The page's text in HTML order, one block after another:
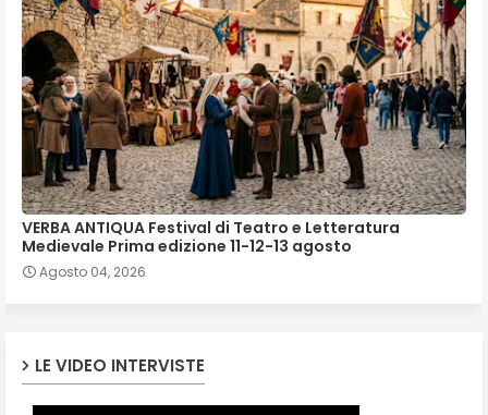
VERBA ANTIQUA Festival di Teatro e Letteratura
Medievale Prima edizione 11-12-13 agosto
Agosto 04, 2026
LE VIDEO INTERVISTE